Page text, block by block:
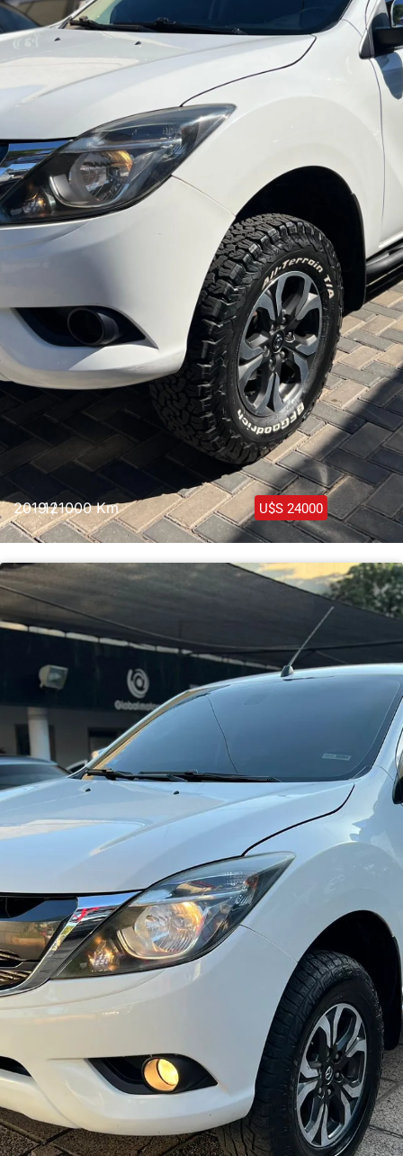
Haz clic aquí
2019 /121000 Km U$S 24000
Mazda BT50 4×4 2019
Haz clic aquí